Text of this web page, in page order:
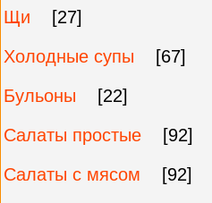
Щи
[27]
Холодные супы
[67]
Бульоны
[22]
Салаты простые
[92]
Салаты с мясом
[92]